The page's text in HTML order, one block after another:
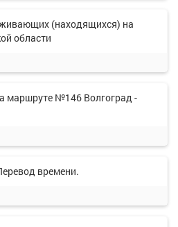
(находящихся) на
области
маршруте №146 Волгоград -
времени.